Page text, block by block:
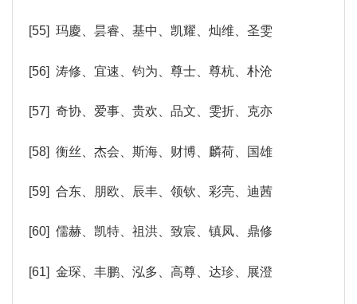
[55] 玛慶、昙睿、基中、凯耀、灿维、圣雯
[56] 涛修、宜速、钧为、尊士、尊杭、朴沧
[57] 奇协、爱事、贵欢、品文、雯折、克亦
[58] 衡丝、杰会、斯海、财博、麟荷、国雄
[59] 合东、朋欧、辰丰、领钦、彩亮、迪茜
[60] 儒赫、凯特、祖洪、致宸、镇凤、鼎修
[61] 金琛、丰鹏、泓多、高尊、达珍、展澄